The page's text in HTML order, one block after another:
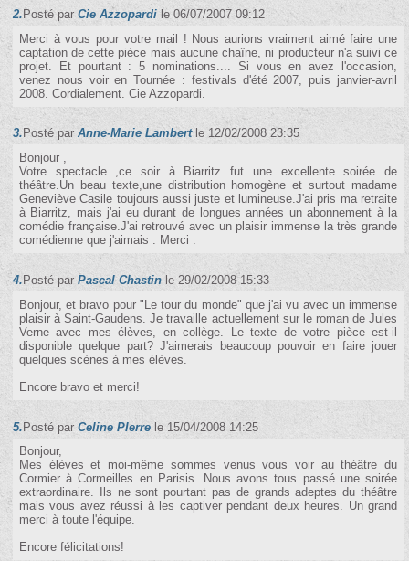
2. Posté par Cie Azzopardi le 06/07/2007 09:12
Merci à vous pour votre mail ! Nous aurions vraiment aimé faire une
captation de cette pièce mais aucune chaîne, ni producteur n'a suivi ce
projet. Et pourtant : 5 nominations.... Si vous en avez l'occasion,
venez nous voir en Tournée : festivals d'été 2007, puis janvier-avril
2008. Cordialement. Cie Azzopardi.
3. Posté par Anne-Marie Lambert le 12/02/2008 23:35
Bonjour ,
Votre spectacle ,ce soir à Biarritz fut une excellente soirée de
théâtre.Un beau texte,une distribution homogène et surtout madame
Geneviève Casile toujours aussi juste et lumineuse.J'ai pris ma retraite
à Biarritz, mais j'ai eu durant de longues années un abonnement à la
comédie française.J'ai retrouvé avec un plaisir immense la très grande
comédienne que j'aimais . Merci .
4. Posté par Pascal Chastin le 29/02/2008 15:33
Bonjour, et bravo pour "Le tour du monde" que j'ai vu avec un immense
plaisir à Saint-Gaudens. Je travaille actuellement sur le roman de Jules
Verne avec mes élèves, en collège. Le texte de votre pièce est-il
disponible quelque part? J'aimerais beaucoup pouvoir en faire jouer
quelques scènes à mes élèves.
Encore bravo et merci!
5.Posté par Celine PIerre le 15/04/2008 14:25
Bonjour,
Mes élèves et moi-même sommes venus vous voir au théâtre du
Cormier à Cormeilles en Parisis. Nous avons tous passé une soirée
extraordinaire. Ils ne sont pourtant pas de grands adeptes du théâtre
mais vous avez réussi à les captiver pendant deux heures. Un grand
merci à toute l'équipe.
Encore félicitations!